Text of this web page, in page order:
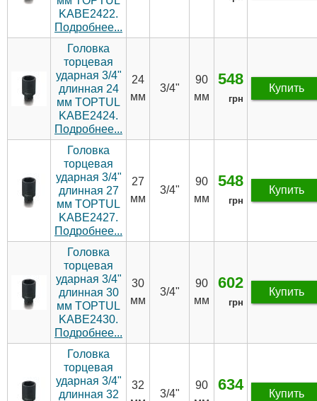
KABE2422.
Подробнее...
Головка
торцевая
ударная 3/4"
длинная 24
мм TOPTUL
KABE2424.
Подробнее...
24
мм
3/4"
90
мм
548
грн
Купить
Головка
торцевая
ударная 3/4"
длинная 27
мм TOPTUL
KABE2427.
Подробнее...
27
мм
3/4"
90
мм
548
грн
Купить
Головка
торцевая
ударная 3/4"
длинная 30
мм TOPTUL
KABE2430.
Подробнее...
30
мм
3/4"
90
мм
602
грн
Купить
Головка
торцевая
ударная 3/4"
длинная 32
32
3/4"
90
634
Купить